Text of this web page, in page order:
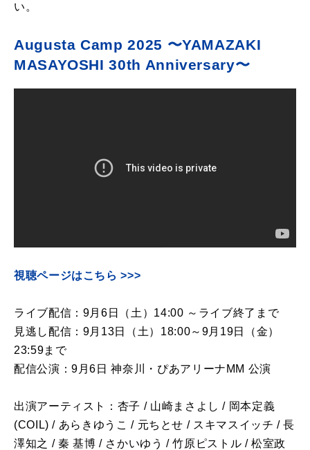
い。
Augusta Camp 2025 〜YAMAZAKI
MASAYOSHI 30th Anniversary〜
視聴ページはこちら >>>
ライブ配信： 9月6 日（土） 14:00 ～ライブ終了まで
見逃し配信： 9月 13日（土） 18:00～ 9月 19日（金）
23:59まで
配信公演：9 月6 日 神奈川・ぴあアリーナ MM 公演
出演アーティスト：杏子 / 山崎まさよし / 岡本定義
(COIL) / あらきゆうこ / 元ちとせ / スキマスイッチ /長
澤知之 / 秦 基博 / さかいゆう /竹原ピストル /松室政